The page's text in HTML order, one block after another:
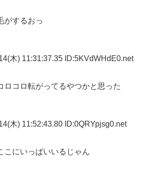
がするおっ
木) 11:31:37.35 ID:5KVdWHdE0.net
ロコロ転がってるやつかと思った
木) 11:52:43.80 ID:0QRYpjsg0.net
こにいっぱいいるじゃん